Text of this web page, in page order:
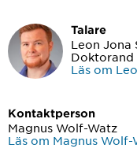
Talare
Leon Jona
Doktorand
Läs om
Kontaktperson
Magnus Wolf-Watz
Läs om Magnus Wolf-